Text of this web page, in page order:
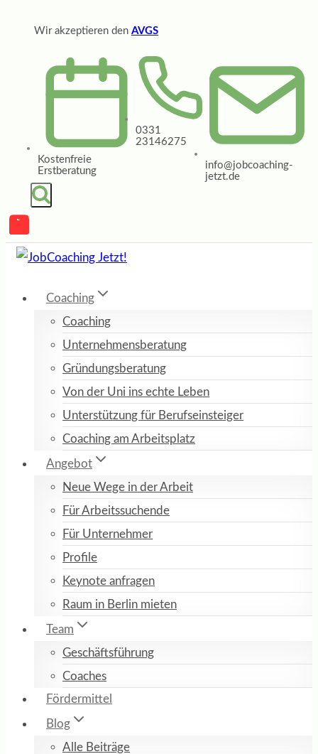
Wir akzeptieren den AVGS
Kostenfreie
Erstberatung
0331
23146275
info@jobcoaching-
jetzt.de
Coaching
Coaching
Unternehmensberatung
Gründungsberatung
Von der Uni ins echte Leben
Unterstützung für Berufseinsteiger
Coaching am Arbeitsplatz
Angebot
Neue Wege in der Arbeit
Für Arbeitssuchende
Für Unternehmer
Profile
Keynote anfragen
Raum in Berlin mieten
Team
Geschäftsführung
Coaches
Fördermittel
Blog
Alle Beiträge